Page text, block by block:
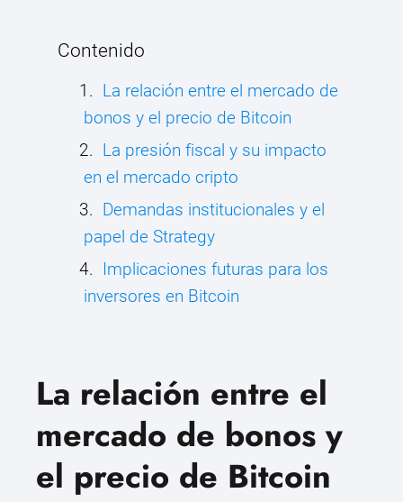
Contenido
La relación entre el mercado de
bonos y el precio de Bitcoin
La presión fiscal y su impacto
en el mercado cripto
Demandas institucionales y el
papel de Strategy
Implicaciones futuras para los
inversores en Bitcoin
La relación entre el
mercado de bonos y
el precio de Bitcoin